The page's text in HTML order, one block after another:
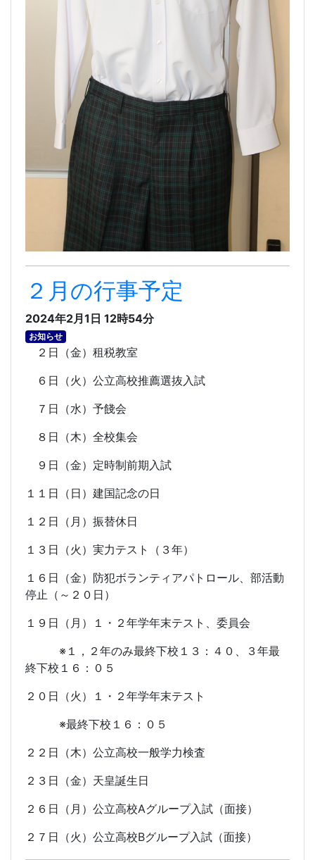
２月の行事予定
2024年2月1日 12時54分
お知らせ
２日（金）租税教室
６日（火）公立高校推薦選抜入試
７日（水）予餞会
８日（木）全校集会
９日（金）定時制前期入試
１１日（日）建国記念の日
１２日（月）振替休日
１３日（火）実力テスト（３年）
１６日（金）防犯ボランティアパトロール、部活動
停止（～２０日）
１９日（月）１・２年学年末テスト、委員会
※１，２年のみ最終下校１３：４０、３年最
終下校１６：０５
２０日（火）１・２年学年末テスト
※最終下校１６：０５
２２日（木）公立高校一般学力検査
２３日（金）天皇誕生日
２６日（月）公立高校Aグループ入試（面接）
２７日（火）公立高校Bグループ入試（面接）